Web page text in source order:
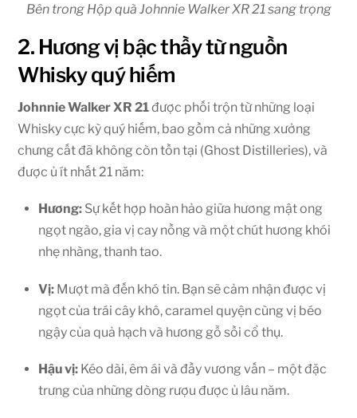
Bên trong Hộp quà Johnnie Walker XR 21 sang trọng
2. Hương vị bậc thầy từ nguồn
Whisky quý hiếm
Johnnie Walker XR 21được phối trộn từ những loại
Whisky cực kỳ quý hiếm, bao gồm cả những xưởng
chưng cất đã không còn tồn tại (Ghost Distilleries), và
được ủ ít nhất 21 năm:
Hương: Sự kết hợp hoàn hảo giữa hương mật ong
ngọt ngào, gia vị cay nồng và một chút hương khói
nhẹ nhàng, thanh tao.
Vị: Mượt mà đến khó tin. Bạn sẽ cảm nhận được vị
ngọt của trái cây khô, caramel quyện cùng vị béo
ngậy của quả hạch và hương gỗ sồi cổ thụ.
Hậu vị: Kéo dài, êm ái và đầy vương vấn – một đặc
trưng của những dòng rượu được ủ lâu năm.